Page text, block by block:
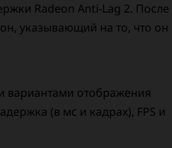
Radeon Anti-Lag 2. После
указывающий на то, что он
вариантами отображения
(в мс и кадрах), FPS и